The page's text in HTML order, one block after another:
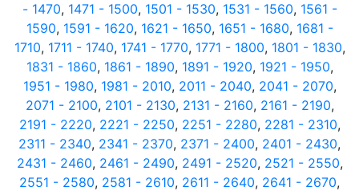
- 1470, 1471 - 1500, 1501 - 1530, 1531 - 1560, 1561 -
1590, 1591 - 1620, 1621 - 1650, 1651 - 1680, 1681 -
1710, 1711 - 1740, 1741 - 1770, 1771 - 1800, 1801 - 1830,
1831 - 1860, 1861 - 1890, 1891 - 1920, 1921 - 1950,
1951 - 1980, 1981 - 2010, 2011 - 2040, 2041 - 2070,
2071 - 2100, 2101 - 2130, 2131 - 2160, 2161 - 2190,
2191 - 2220, 2221 - 2250, 2251 - 2280, 2281 - 2310,
2311 - 2340, 2341 - 2370, 2371 - 2400, 2401 - 2430,
2431 - 2460, 2461 - 2490, 2491 - 2520, 2521 - 2550,
2551 - 2580, 2581 - 2610, 2611 - 2640, 2641 - 2670,